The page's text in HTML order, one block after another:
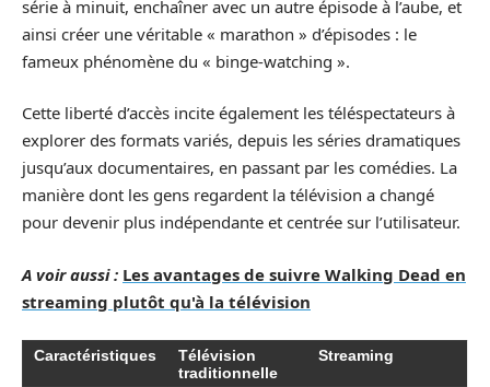
série à minuit, enchaîner avec un autre épisode à l’aube, et
ainsi créer une véritable « marathon » d’épisodes : le
fameux phénomène du « binge-watching ».
Cette liberté d’accès incite également les téléspectateurs à
explorer des formats variés, depuis les séries dramatiques
jusqu’aux documentaires, en passant par les comédies. La
manière dont les gens regardent la télévision a changé
pour devenir plus indépendante et centrée sur l’utilisateur.
A voir aussi : Les avantages de suivre Walking Dead en
streaming plutôt qu'à la télévision
Caractéristiques
Télévision
traditionnelle
Streaming